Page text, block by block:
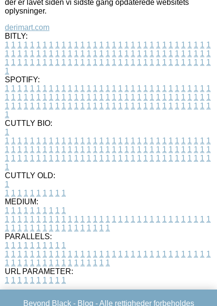
der er lavet siden vi sidste gang opdaterede websitets
oplysninger.
derimart.com
BITLY:
1 1 1 1 1 1 1 1 1 1 1 1 1 1 1 1 1 1 1 1 1 1 1 1 1 1 1 1 1 1 1 1 1
1 1 1 1 1 1 1 1 1 1 1 1 1 1 1 1 1 1 1 1 1 1 1 1 1 1 1 1 1 1 1 1 1
1 1 1 1 1 1 1 1 1 1 1 1 1 1 1 1 1 1 1 1 1 1 1 1 1 1 1 1 1 1 1 1 1
1
SPOTIFY:
1 1 1 1 1 1 1 1 1 1 1 1 1 1 1 1 1 1 1 1 1 1 1 1 1 1 1 1 1 1 1 1 1
1 1 1 1 1 1 1 1 1 1 1 1 1 1 1 1 1 1 1 1 1 1 1 1 1 1 1 1 1 1 1 1 1
1 1 1 1 1 1 1 1 1 1 1 1 1 1 1 1 1 1 1 1 1 1 1 1 1 1 1 1 1 1 1 1 1
1
CUTTLY BIO:
1
1 1 1 1 1 1 1 1 1 1 1 1 1 1 1 1 1 1 1 1 1 1 1 1 1 1 1 1 1 1 1 1 1
1 1 1 1 1 1 1 1 1 1 1 1 1 1 1 1 1 1 1 1 1 1 1 1 1 1 1 1 1 1 1 1 1
1 1 1 1 1 1 1 1 1 1 1 1 1 1 1 1 1 1 1 1 1 1 1 1 1 1 1 1 1 1 1 1 1
1
CUTTLY OLD:
1
1 1 1 1 1 1 1 1 1 1
MEDIUM:
1 1 1 1 1 1 1 1 1 1
1 1 1 1 1 1 1 1 1 1 1 1 1 1 1 1 1 1 1 1 1 1 1 1 1 1 1 1 1 1 1 1 1
1 1 1 1 1 1 1 1 1 1 1 1 1 1 1 1 1
PARALLELS:
1 1 1 1 1 1 1 1 1 1
1 1 1 1 1 1 1 1 1 1 1 1 1 1 1 1 1 1 1 1 1 1 1 1 1 1 1 1 1 1 1 1 1
1 1 1 1 1 1 1 1 1 1 1 1 1 1 1 1 1
URL PARAMETER:
1 1 1 1 1 1 1 1 1 1
Beyond Black - Blog - Alle rettigheder forbeholdes